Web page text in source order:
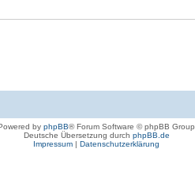
by phpBB® Forum Software © phpBB Group
Deutsche Übersetzung durch phpBB.de
Impressum | Datenschutzerklärung